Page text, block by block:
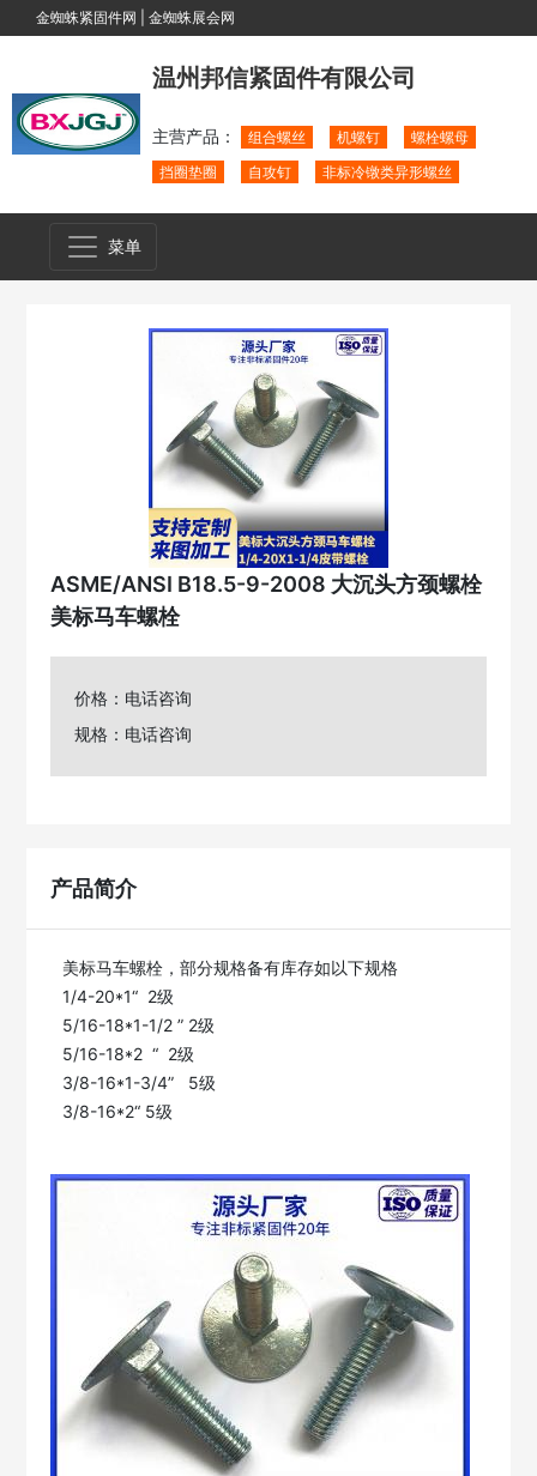
金蜘蛛紧固件网 金蜘蛛展会网
温州邦信紧固件有限公司
主营产品： 组合螺丝 机螺钉
螺栓螺母
挡圈垫圈
自攻钉 非标冷镦类异形螺丝
菜单
ASME/ANSI B18.5-9-2008 大沉头方颈螺栓
美标马车螺栓
价格：电话咨询
规格：电话咨询
产品简介
美标马车螺栓，部分规格备有库存如以下规格
1/4-20*1“  2级
5/16-18*1-1/2 ” 2级
5/16-18*2  “  2级
3/8-16*1-3/4”   5级